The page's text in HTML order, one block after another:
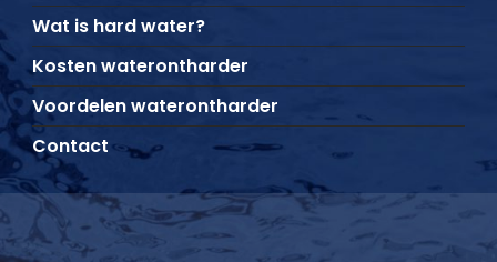
Wat is hard water?
Kosten waterontharder
Voordelen waterontharder
Contact